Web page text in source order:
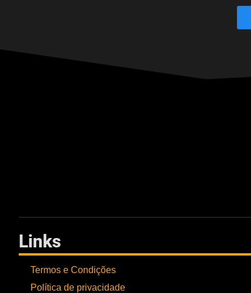
Links
Termos e Condições
Política de privacidade